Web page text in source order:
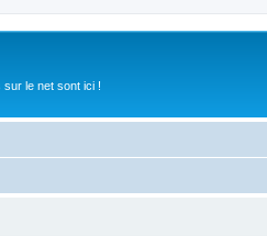
le net sont ici !